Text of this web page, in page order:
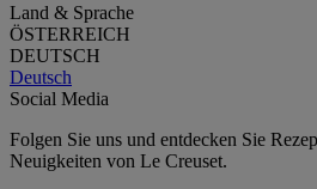
Land & Sprache
ÖSTERREICH
DEUTSCH
Deutsch
Social Media
Folgen Sie uns und entdecken Sie
Neuigkeiten von Le Creuset.